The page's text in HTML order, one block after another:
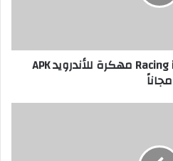
تحميل لعبة Racing in Car 2021 مهكرة للأندرويد APK
مجاناً